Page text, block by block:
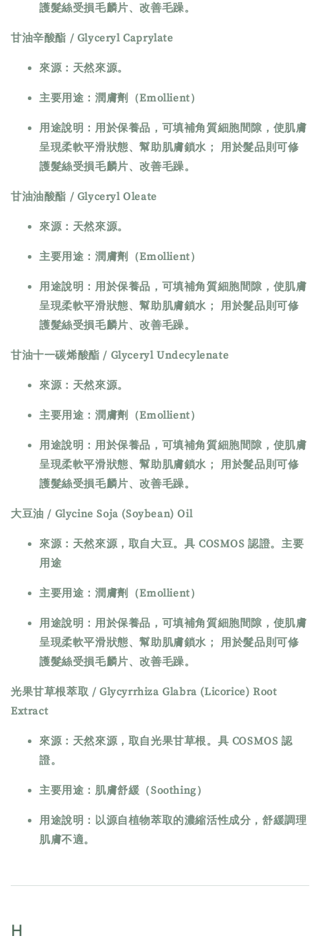
護髮絲受損毛麟片、改善毛躁。
甘油辛酸酯 / Glyceryl Caprylate
來源：天然來源。
主要用途：潤膚劑（Emollient）
用途說明：用於保養品，可填補角質細胞間隙，使肌膚
呈現柔軟平滑狀態、幫助肌膚鎖水； 用於髮品則可修
護髮絲受損毛麟片、改善毛躁。
甘油油酸酯 / Glyceryl Oleate
來源：天然來源。
主要用途：潤膚劑（Emollient）
用途說明：用於保養品，可填補角質細胞間隙，使肌膚
呈現柔軟平滑狀態、幫助肌膚鎖水； 用於髮品則可修
護髮絲受損毛麟片、改善毛躁。
甘油十一碳烯酸酯 / Glyceryl Undecylenate
來源：天然來源。
主要用途：潤膚劑（Emollient）
用途說明：用於保養品，可填補角質細胞間隙，使肌膚
呈現柔軟平滑狀態、幫助肌膚鎖水； 用於髮品則可修
護髮絲受損毛麟片、改善毛躁。
大豆油 / Glycine Soja (Soybean) Oil
來源：天然來源，取自大豆。具 COSMOS 認證。主要
用途
主要用途：潤膚劑（Emollient）
用途說明：用於保養品，可填補角質細胞間隙，使肌膚
呈現柔軟平滑狀態、幫助肌膚鎖水； 用於髮品則可修
護髮絲受損毛麟片、改善毛躁。
光果甘草根萃取 / Glycyrrhiza Glabra (Licorice) Root
Extract
來源：天然來源，取自光果甘草根。具 COSMOS 認
證。
主要用途：肌膚舒緩（Soothing）
用途說明：以源自植物萃取的濃縮活性成分，舒緩調理
肌膚不適。
H